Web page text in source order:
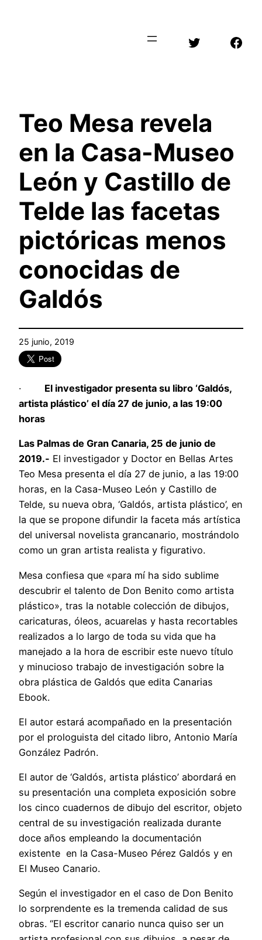
Twitter
Teo Mesa revela
en la Casa-Museo
León y Castillo de
Telde las facetas
pictóricas menos
conocidas de
Galdós
25 junio, 2019
· El investigador presenta su libro ‘Galdós,
artista plástico’ el día 27 de junio, a las 19:00
horas
Las Palmas de Gran Canaria, 25 de junio de
2019.- El investigador y Doctor en Bellas Artes
Teo Mesa presenta el día 27 de junio, a las 19:00
horas, en la Casa-Museo León y Castillo de
Telde, su nueva obra, ‘Galdós, artista plástico’, en
la que se propone difundir la faceta más artística
del universal novelista grancanario, mostrándolo
como un gran artista realista y figurativo.
Mesa confiesa que «para mí ha sido sublime
descubrir el talento de Don Benito como artista
plástico», tras la notable colección de dibujos,
caricaturas, óleos, acuarelas y hasta recortables
realizados a lo largo de toda su vida que ha
manejado a la hora de escribir este nuevo título
y minucioso trabajo de investigación sobre la
obra plástica de Galdós que edita Canarias
Ebook.
El autor estará acompañado en la presentación
por el prologuista del citado libro, Antonio María
González Padrón.
El autor de ‘Galdós, artista plástico’ abordará en
su presentación una completa exposición sobre
los cinco cuadernos de dibujo del escritor, objeto
central de su investigación realizada durante
doce años empleando la documentación
existente en la Casa-Museo Pérez Galdós y en
El Museo Canario.
Según el investigador en el caso de Don Benito
lo sorprendente es la tremenda calidad de sus
obras. “El escritor canario nunca quiso ser un